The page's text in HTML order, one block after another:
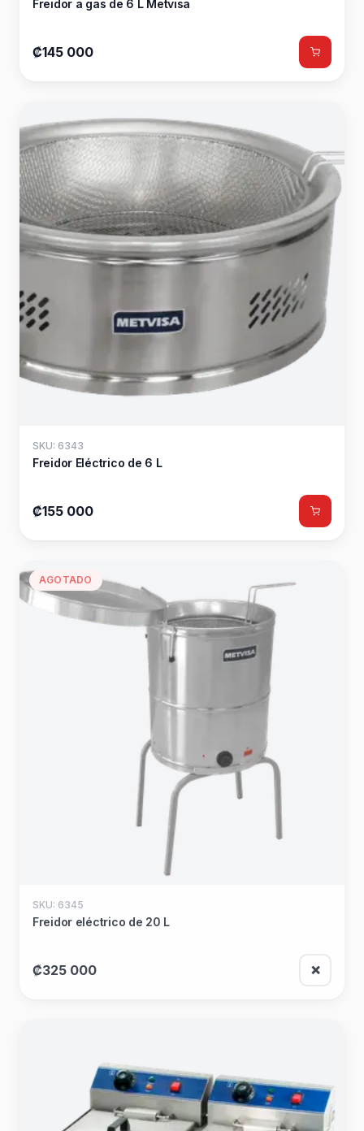
Freidor a gas de 6 L Metvisa
₡145 000
SKU: 6343
Freidor Eléctrico de 6 L
₡155 000
AGOTADO
SKU: 6345
Freidor eléctrico de 20 L
₡325 000 ❌